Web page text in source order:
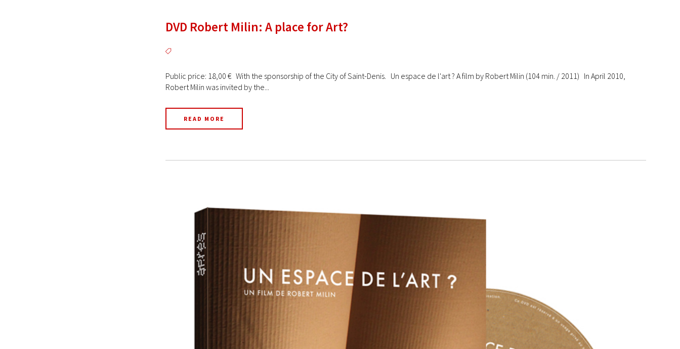
DVD Robert Milin: A place for Art?
Public price: 18,00 € With the sponsorship of the City of Saint-Denis. Un espace de l'art ? A film by Robert Milin (104 min. / 2011) In April 2010,
Robert Milin was invited by the...
READ MORE